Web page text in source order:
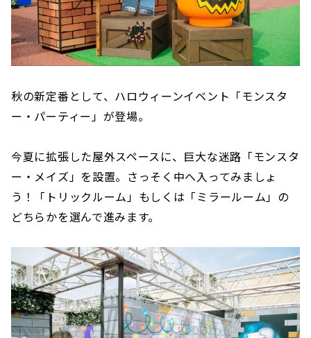
秋の新定番として、ハロウィーンイベント「モンスタ
ー・パーティー」が登場。
今夏に拡張した屋外スペースに、巨大な迷路「モンスタ
ー・メイズ」を設置。さっそく中へ入ってみましょ
う！「トリックルーム」もしくは「ミラールーム」の
どちらかを選んで進みます。